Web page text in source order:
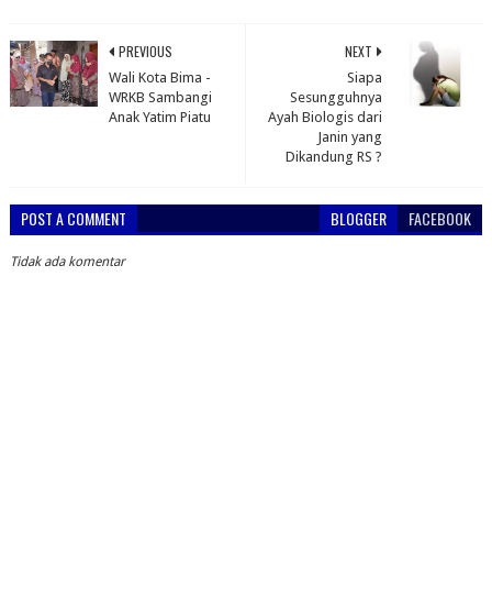
NEXT
Siapa
Sesungguhnya
Ayah Biologis dari
Janin yang
Dikandung RS ?
PREVIOUS
Wali Kota Bima -
WRKB Sambangi
Anak Yatim Piatu
POST A COMMENT BLOGGER FACEBOOK
Tidak ada komentar